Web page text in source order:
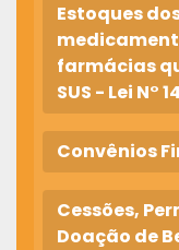
Estoques
farmácias
SUS - Lei N°
Convênios
Cessões,
Doação de